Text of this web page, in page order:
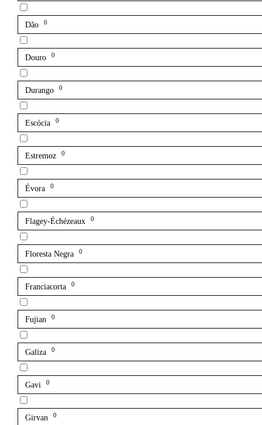
Dão 0
Douro 0
Durango 0
Escócia 0
Estremoz 0
Évora 0
Flagey-Échézeaux 0
Floresta Negra 0
Franciacorta 0
Fujian 0
Galiza 0
Gavi 0
Girvan 0